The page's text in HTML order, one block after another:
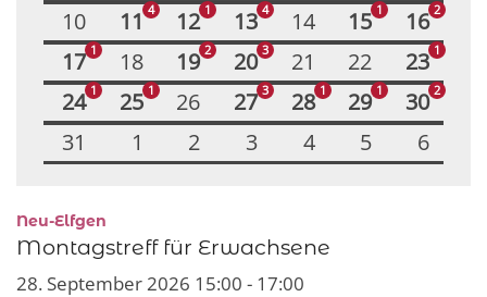
10 11 4 12 1 13 4 14 15 1 16 2
17 1 18 19 2 20 3 21 22 23 1
24 1 25 1 26 27 3 28 1 29 1 30 2
31 1 2 3 4 5 6
Neu-Elfgen
Montagstreff für Erwachsene
28. September 2026 15:00 - 17:00